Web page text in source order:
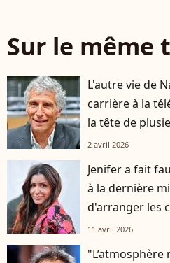
Sur le même
L'autre vie de
carrière à la
la tête de
2 avril 2026
Jenifer a fait
à la dernière
d'arranger les
11 avril 2026
"L’atmosphère